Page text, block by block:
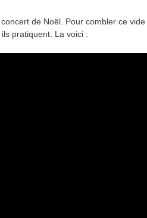
de Noël. Pour combler ce vide
pratiquent. La voici :